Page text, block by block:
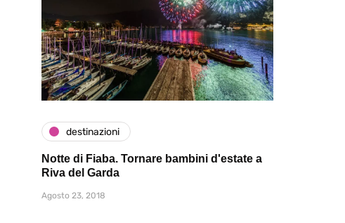
destinazioni
Notte di Fiaba. Tornare bambini d'estate a
Riva del Garda
Agosto 23, 2018